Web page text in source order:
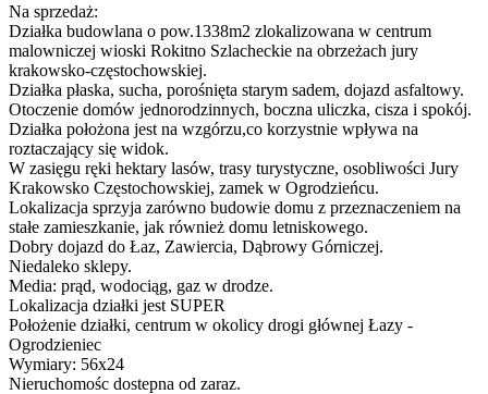
Na sprzedaż:
Działka budowlana o pow.1338m2 zlokalizowana w centrum
malowniczej wioski Rokitno Szlacheckie na obrzeżach jury
krakowsko-częstochowskiej.
Działka płaska, sucha, porośnięta starym sadem, dojazd asfaltowy.
Otoczenie domów jednorodzinnych, boczna uliczka, cisza i spokój.
Działka położona jest na wzgórzu,co korzystnie wpływa na
roztaczający się widok.
W zasięgu ręki hektary lasów, trasy turystyczne, osobliwości Jury
Krakowsko Częstochowskiej, zamek w Ogrodzieńcu.
Lokalizacja sprzyja zarówno budowie domu z przeznaczeniem na
stałe zamieszkanie, jak również domu letniskowego.
Dobry dojazd do Łaz, Zawiercia, Dąbrowy Górniczej.
Niedaleko sklepy.
Media: prąd, wodociąg, gaz w drodze.
Lokalizacja działki jest SUPER
Położenie działki, centrum w okolicy drogi głównej Łazy -
Ogrodzieniec
Wymiary: 56x24
Nieruchomośc dostepna od zaraz.